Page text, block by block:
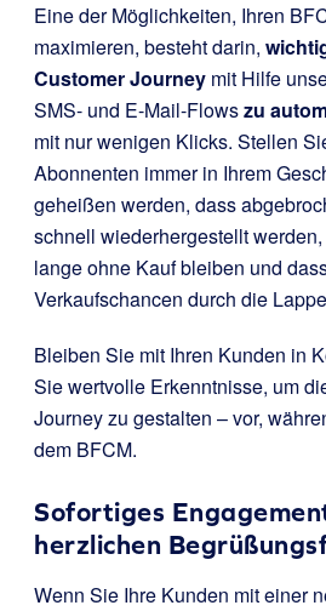
Eine der Möglichkeiten, Ihren
maximieren, besteht darin,
Customer Journey mit Hilfe
SMS- und E-Mail-Flowszu
mit nur wenigen Klicks. Stellen
Abonnenten immer in Ihrem
geheißen werden, dass
schnell wiederhergestellt
lange ohne Kauf bleiben und
Verkaufschancen durch die
Bleiben Sie mit Ihren Kunden in
Sie wertvolle Erkenntnisse, um
Journey zu gestalten – vor,
dem BFCM.
Sofortiges
herzlichen
Wenn Sie Ihre Kunden mit einer